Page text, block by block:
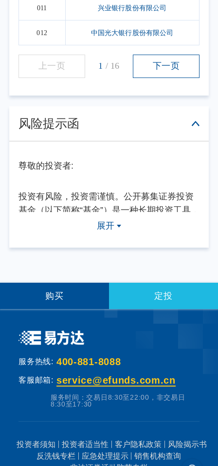
011 兴业银行股份有限公司
012 中国光大银行股份有限公司
上一页 1 / 16 下一页
风险提示函
尊敬的投资者:
投资有风险，投资需谨慎。公开募集证券投资
基金（以下简称“基金”）是一种长期投资工具，
其主要功能是分散投资，降低投资单一证券所
提供固定收益预期的金融工具，当您购买基金
险承受能力和基金的风险等级进行划分，并提
金风险特征的表述与基金销售机构对基金的风
险评级可能不一致，您在做出投资决策之前，
产品资料概要等产品法律文件和本风险揭示
根据自身的投资目的、投资期限、投资经验、
资产状况等因素充分考虑自身的风险承受能
展开
购买 定投
服务热线: 400-881-8088
客服邮箱: service@efunds.com.cn
服务时间：交易日8:30至22:00，非交易日
8:30至17:30
投资者须知 投资者适当性 客户隐私政策
风险揭示书
反洗钱专栏
应急处理提示
销售机构查询